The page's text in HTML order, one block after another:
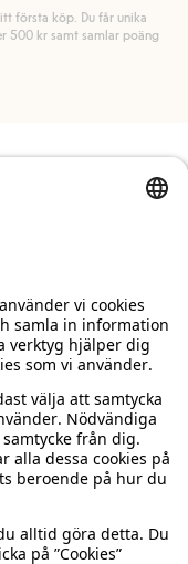
första köp. Du får unika
500 kr samt samlar poäng